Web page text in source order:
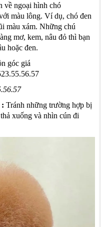
về ngoại hình chó
màu lông. Ví dụ, chó đen
màu xám. Những chú
mơ, kem, nâu đỏ thì bạn
hoặc đen.
góc giá
:Tránh những trường hợp bị
xuống và nhìn cún đi